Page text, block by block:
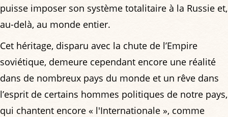
puisse imposer son système totalitaire à la Russie et,
au-delà, au monde entier.
Cet héritage, disparu avec la chute de l’Empire
soviétique, demeure cependant encore une réalité
dans de nombreux pays du monde et un rêve dans
l’esprit de certains hommes politiques de notre pays,
qui chantent encore « l'Internationale », comme